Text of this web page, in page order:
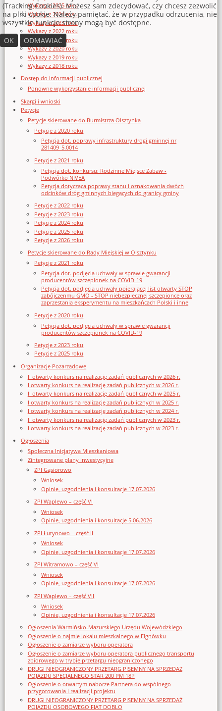
Wykazy z 2025 roku
Wykazy z 2024 roku
Wykazy z 2023 roku
Wykazy z 2022 roku
Wykazy z 2021 roku
Wykazy z 2020 roku
Wykazy z 2019 roku
Wykazy z 2018 roku
Dostęp do informacji publicznej
Ponowne wykorzystanie informacji publicznej
Skargi i wnioski
Petycje
Petycje skierowane do Burmistrza Olsztynka
Petycje z 2020 roku
Petycja dot. poprawy infrastruktury drogi gminnej nr
281409_5.0014
Petycje z 2021 roku
Petycja dot. konkursu: Rodzinne Miejsce Zabaw -
Podwórko NIVEA
Petycja dotycząca poprawy stanu i oznakowania dwóch
odcinków dróg gminnych biegących do granicy gminy
Petycje z 2022 roku
Petycje z 2023 roku
Petycje z 2024 roku
Petycje z 2025 roku
Petycje z 2026 roku
Petycje skierowane do Rady Miejskiej w Olsztynku
Petycje z 2021 roku
Petycja dot. podjęcia uchwały w sprawie gwarancji
producentów szczepionek na COVID-19
Petycja dot. podjęcia uchwały poierającej list otwarty STOP
zabójczenmu GMO - STOP niebezpiecznej szczepionce oraz
zaprzestania eksperymentu na mieszkańcach Polski i inne
Petycje z 2020 roku
Petycja dot. podjęcia uchwały w sprawie gwarancji
producentów szczepionek na COVID-19
Petycje z 2023 roku
Petycje z 2025 roku
Organizacje Pozarządowe
II otwarty konkurs na realizację zadań publicznych w 2026 r.
I otwarty konkurs na realizację zadań publicznych w 2026 r.
II otwarty konkurs na realizację zadań publicznych w 2025 r.
I otwarty konkurs na realizację zadań publicznych w 2025 r.
I otwarty konkurs na realizację zadań publicznych w 2024 r.
II otwarty konkurs na realizację zadań publicznych w 2023 r.
I otwarty konkurs na realizację zadań publicznych w 2023 r.
Ogłoszenia
Społeczna Inicjatywa Mieszkaniowa
Zintegrowane plany inwestycyjne
ZPI Gąsiorowo
Wniosek
Opinie, uzgodnienia i konsultacje 17.07.2026
ZPI Waplewo – część VI
Wniosek
Opinie, uzgodnienia i konsultacje 5.06.2026
ZPI Łutynowo – część II
Wniosek
Opinie, uzgodnienia i konsultacje 17.07.2026
ZPI Witramowo – część VI
Wniosek
Opinie, uzgodnienia i konsultacje 17.07.2026
ZPI Waplewo – część VII
Wniosek
Opinie, uzgodnienia i konsultacje 17.07.2026
Ogłoszenia Warmińsko-Mazurskiego Urzędu Wojewódzkiego
Ogłoszenie o najmie lokalu mieszkalnego w Elgnówku
Ogłoszenie o zamiarze wyboru operatora
Ogłoszenie o zamiarze wyboru operatora publicznego transportu
zbiorowego w trybie przetargu nieograniczonego
DRUGI NIEOGRANICZONY PRZETARG PISEMNY NA SPRZEDAŻ
POJAZDU SPECJALNEGO STAR 200 PM 18P
Ogłoszenie o otwartym naborze Partnera do wspólnego
przygotowania i realizacji projektu
DRUGI NIEOGRANICZONY PRZETARG PISEMNY NA SPRZEDAŻ
POJAZDU OSOBOWEGO FIAT DOBLO
(Tracking Cookies). Możesz sam zdecydować, czy chcesz zezwolić
na pliki cookie. Należy pamiętać, że w przypadku odrzucenia, nie
wszystkie funkcje strony mogą być dostępne.
OK
ODMAWIAĆ